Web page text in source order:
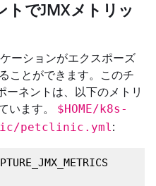
トでJMXメトリッ
ーションがエクスポーズ
ことができます。このチ
ーネントは、以下のメトリ
います。 $HOME/k8s-
petclinic.yml: